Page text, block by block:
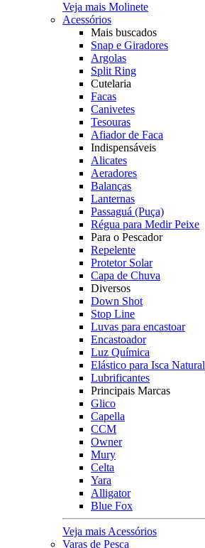
Veja mais Molinete
Acessórios
Mais buscados
Snap e Giradores
Argolas
Split Ring
Cutelaria
Facas
Canivetes
Tesouras
Afiador de Faca
Indispensáveis
Alicates
Aeradores
Balanças
Lanternas
Passaguá (Puça)
Régua para Medir Peixe
Para o Pescador
Repelente
Protetor Solar
Capa de Chuva
Diversos
Down Shot
Stop Line
Luvas para encastoar
Encastoador
Luz Química
Elástico para Isca Natural
Lubrificantes
Principais Marcas
Glico
Capella
CCM
Owner
Mury
Celta
Yara
Alligator
Blue Fox
Veja mais Acessórios
Varas de Pesca